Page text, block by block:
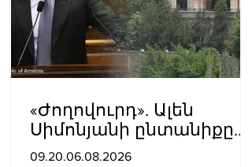
«Ժողովուրդ». Ալեն
Սիմոնյանի ընտանիքը
լքում է կառավարական
09.20.06.08.2026